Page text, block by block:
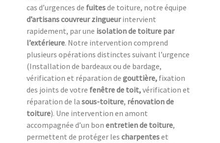
cas d’urgences de fuitesde toiture, notre équipe
d’artisans couvreur zingueurintervient
rapidement, par une isolation de toiture par
l’extérieure. Notre intervention comprend
plusieurs opérations distinctes suivant l’urgence
(Installation de bardeaux ou de bardage,
vérification et réparation de gouttière, fixation
des joints de votre fenêtre de toit,vérification et
réparation de la sous-toiture, rénovation de
toiture). Une intervention en amont
accompagnée d’un bon entretien de toiture,
permettent de protéger les charpenteset